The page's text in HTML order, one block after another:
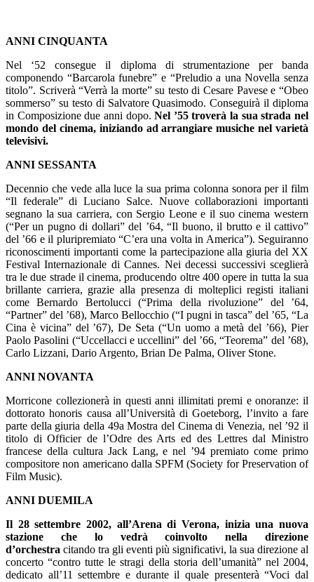
ANNI CINQUANTA
Nel ‘52 consegue il diploma di strumentazione per banda
componendo “Barcarola funebre” e “Preludio a una Novella senza
titolo”. Scriverà “Verrà la morte” su testo di Cesare Pavese e “Obeo
sommerso” su testo di Salvatore Quasimodo. Conseguirà il diploma
in Composizione due anni dopo.Nel ’55 troverà la sua strada nel
mondo del cinema, iniziando ad arrangiare musiche nel varietà
televisivi.
ANNI SESSANTA
Decennio che vede alla luce la sua prima colonna sonora per il film
“Il federale” di Luciano Salce. Nuove collaborazioni importanti
segnano la sua carriera, con Sergio Leone e il suo cinema western
(“Per un pugno di dollari” del ’64, “Il buono, il brutto e il cattivo”
del ’66 e il pluripremiato “C’era una volta in America”). Seguiranno
riconoscimenti importanti come la partecipazione alla giuria del XX
Festival Internazionale di Cannes. Nei decessi successivi sceglierà
tra le due strade il cinema, producendo oltre 400 opere in tutta la sua
brillante carriera, grazie alla presenza di molteplici registi italiani
come Bernardo Bertolucci (“Prima della rivoluzione” del ’64,
“Partner” del ’68), Marco Bellocchio (“I pugni in tasca” del ’65, “La
Cina è vicina” del ’67), De Seta (“Un uomo a metà del ’66), Pier
Paolo Pasolini (“Uccellacci e uccellini” del ’66, “Teorema” del ’68),
Carlo Lizzani, Dario Argento, Brian De Palma, Oliver Stone.
ANNI NOVANTA
Morricone collezionerà in questi anni illimitati premi e onoranze: il
dottorato honoris causa all’Università di Goeteborg, l’invito a fare
parte della giuria della 49a Mostra del Cinema di Venezia, nel ’92 il
titolo di Officier de l’Odre des Arts ed des Lettres dal Ministro
francese della cultura Jack Lang, e nel ’94 premiato come primo
compositore non americano dalla SPFM (Society for Preservation of
Film Music).
ANNI DUEMILA
Il 28 settembre 2002, all’Arena di Verona, inizia una nuova
stazione che lo vedrà coinvolto nella direzione
d’orchestra citando tra gli eventi più significativi, la sua direzione al
concerto “contro tutte le stragi della storia dell’umanità” nel 2004,
dedicato all’11 settembre e durante il quale presenterà “Voci dal